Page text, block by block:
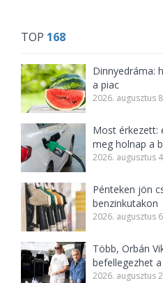
TOP 168
Dinnyedráma:
a piac
2026. augusztus
Most érkezett:
meg holnap a
2026. augusztus
Pénteken jön
benzinkutakon
2026. augusztus
Több, Orbán
befellegezhet
2026. augusztus